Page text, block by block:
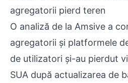
agregatorii pierd teren
O analiză de la Amsive a
agregatorii și platformele
de utilizatori și-au pierdut
SUA după actualizarea de